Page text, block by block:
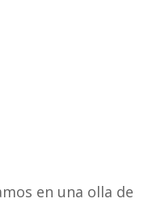
en una olla de